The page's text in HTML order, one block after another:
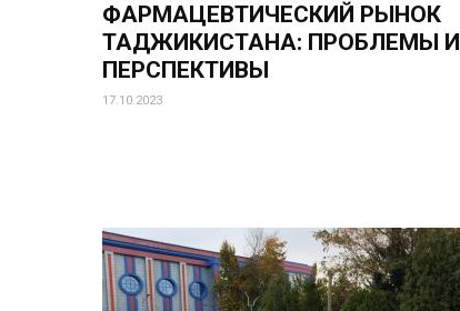
ФАРМАЦЕВТИЧЕСКИЙ РЫНОК
ТАДЖИКИСТАНА: ПРОБЛЕМЫ И
ПЕРСПЕКТИВЫ
17.10.2023